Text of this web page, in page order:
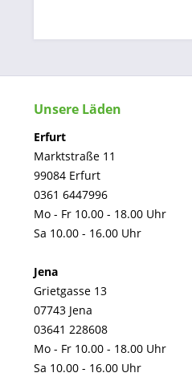
Unsere Läden
Erfurt
Marktstraße 11
99084 Erfurt
0361 6447996
Mo - Fr 10.00 - 18.00 Uhr
Sa 10.00 - 16.00 Uhr
Jena
Grietgasse 13
07743 Jena
03641 228608
Mo - Fr 10.00 - 18.00 Uhr
Sa 10.00 - 16.00 Uhr